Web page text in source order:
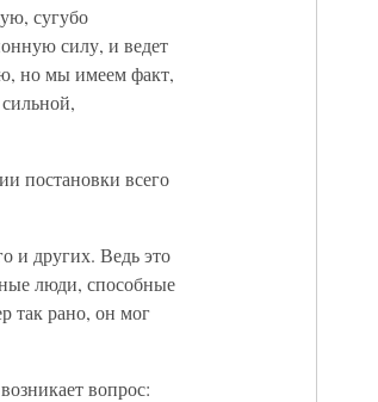
сугубо
силу, и ведет
но мы имеем факт,
постановки всего
и других. Ведь это
люди, способные
так рано, он мог
вопрос: